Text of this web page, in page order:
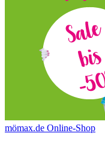
mömax.de Online-Shop